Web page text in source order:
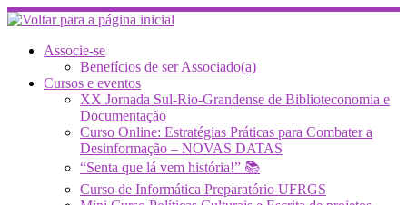
Skip
to
contentAssocie-se
Benefícios de ser Associado(a)
Cursos e eventos
XX Jornada Sul-Rio-Grandense de Biblioteconomia e
Documentação
Curso Online: Estratégias Práticas para Combater a
Desinformação – NOVAS DATAS
“Senta que lá vem história!” 📚
Curso de Informática Preparatório UFRGS